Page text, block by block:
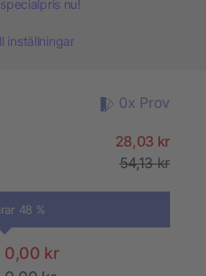
nu!
inställningar
0x Prov
28,03 kr
54,13 kr
48 %
0,00 kr